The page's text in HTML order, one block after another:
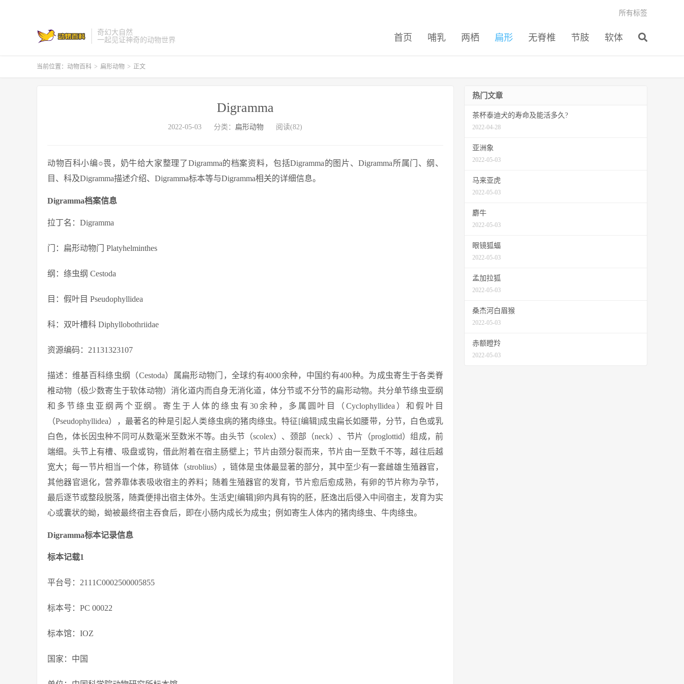
奇幻大自然
一起见证神奇的动物世界
首页 哺乳 两栖 扁形 无脊椎 节肢 软体
所有标签
当前位置： 动物百科 > 扁形动物 > 正文
Digramma
2022-05-03 分类： 扁形动物 阅读(82)
动物百科小编○畏，奶牛给大家整理了Digramma的档案资料，包括Digramma的图片、Digramma所属门、纲、
目、科及Digramma描述介绍、Digramma标本等与Digramma相关的详细信息。
Digramma档案信息
拉丁名：Digramma
门：扁形动物门 Platyhelminthes
纲：绦虫纲 Cestoda
目：假叶目 Pseudophyllidea
科：双叶槽科 Diphyllobothriidae
资源编码：21131323107
描述：维基百科绦虫纲（Cestoda）属扁形动物门，全球约有4000余种，中国约有400种。为成虫寄生于各类脊
椎动物（极少数寄生于软体动物）消化道内而自身无消化道，体分节或不分节的扁形动物。共分单节绦虫亚纲
和多节绦虫亚纲两个亚纲。寄生于人体的绦虫有30余种，多属圆叶目（Cyclophyllidea）和假叶目
（Pseudophyllidea），最著名的种是引起人类绦虫病的猪肉绦虫。特征[编辑]成虫扁长如腰带，分节，白色或乳
白色，体长因虫种不同可从数毫米至数米不等。由头节（scolex）、颈部（neck）、节片（proglottid）组成，前
端细。头节上有槽、吸盘或钩，借此附着在宿主肠壁上；节片由颈分裂而来，节片由一至数千不等，越往后越
宽大；每一节片相当一个体，称链体（stroblius），链体是虫体最显著的部分，其中至少有一套雌雄生殖器官，
其他器官退化，营养靠体表吸收宿主的养料；随着生殖器官的发育，节片愈后愈成熟，有卵的节片称为孕节，
最后逐节或整段脱落，随粪便排出宿主体外。生活史[编辑]卵内具有钩的胚，胚逸出后侵入中间宿主，发育为实
心或囊状的蚴，蚴被最终宿主吞食后，即在小肠内成长为成虫；例如寄生人体内的猪肉绦虫、牛肉绦虫。
Digramma标本记录信息
标本记载1
平台号：2111C0002500005855
标本号：PC 00022
标本馆：IOZ
国家：中国
热门文章
茶杯泰迪犬的寿命及能活多久?
2022-04-28
亚洲象
2022-05-03
马来亚虎
2022-05-03
麝牛
2022-05-03
眼镜狐蝠
2022-05-03
孟加拉狐
2022-05-03
桑杰河白眉猴
2022-05-03
赤额瞪羚
2022-05-03